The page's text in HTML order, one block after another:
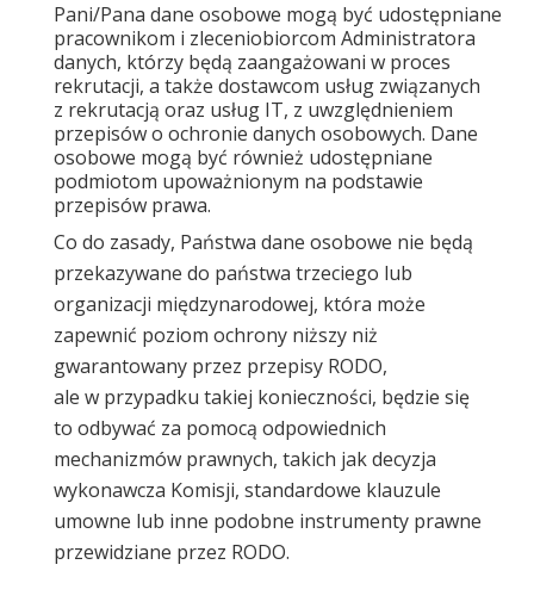
Pani/Pana dane osobowe mogą być udostępniane
pracownikom i zleceniobiorcom Administratora
danych, którzy będą zaangażowani w proces
rekrutacji, a także dostawcom usług związanych
z rekrutacją oraz usług IT, z uwzględnieniem
przepisów o ochronie danych osobowych. Dane
osobowe mogą być również udostępniane
podmiotom upoważnionym na podstawie
przepisów prawa.
Co do zasady, Państwa dane osobowe nie będą
przekazywane do państwa trzeciego lub
organizacji międzynarodowej, która może
zapewnić poziom ochrony niższy niż
gwarantowany przez przepisy RODO,
ale w przypadku takiej konieczności, będzie się
to odbywać za pomocą odpowiednich
mechanizmów prawnych, takich jak decyzja
wykonawcza Komisji, standardowe klauzule
umowne lub inne podobne instrumenty prawne
przewidziane przez RODO.